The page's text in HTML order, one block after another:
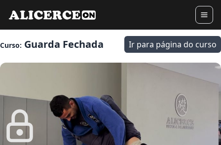
Curso: Guarda Fechada Ir para página do curso